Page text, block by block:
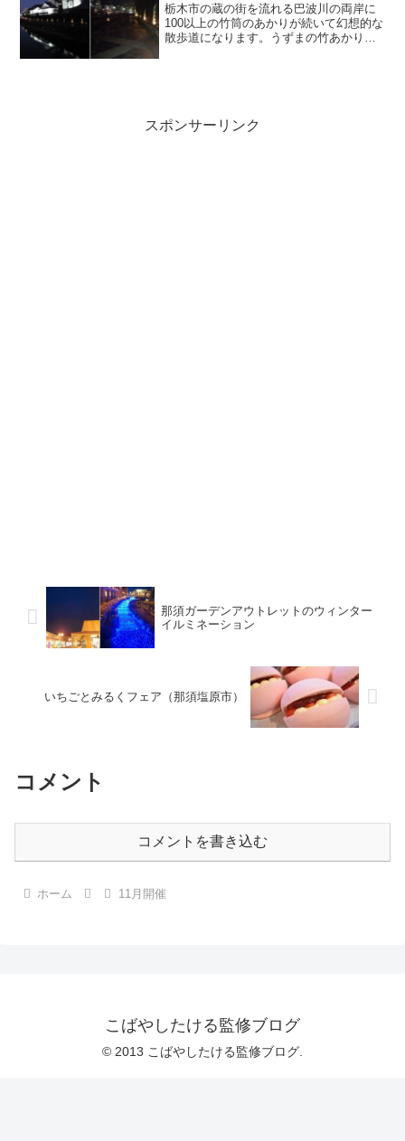
栃木市の蔵の街を流れる巴波川の両岸に
100以上の竹筒のあかりが続いて幻想的な
散歩道になります。うずまの竹あかり
スポンサーリンク
那須ガーデンアウトレットのウィンター
イルミネーション
いちごとみるくフェア（那須塩原市）
コメント
コメントを書き込む
ホーム 11月開催
こばやしたける監修ブログ
© 2013 こばやしたける監修ブログ.